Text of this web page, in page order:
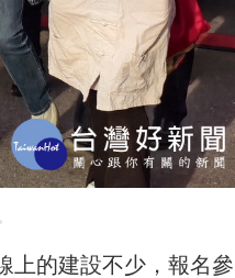
上的建設不少，報名參